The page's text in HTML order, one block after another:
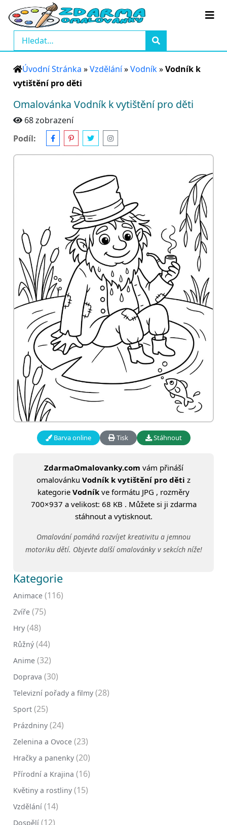
Úvodní Stránka »Vzdělání»Vodník»Vodník k
vytištění pro děti
Omalovánka Vodník k vytištění pro děti
68 zobrazení
Podíl:
Barva online Tisk Stáhnout
ZdarmaOmalovanky.com vám přináší
omalovánku Vodník k vytištění pro děti z
kategorie Vodník ve formátu JPG , rozměry
700×937 a velikost: 68 KB . Můžete si ji zdarma
stáhnout a vytisknout.
Omalování pomáhá rozvíjet kreativitu a jemnou
motoriku dětí. Objevte další omalovánky v sekcích níže!
Kategorie
Animace (116)
Zvíře (75)
Hry (48)
Růžný (44)
Anime (32)
Doprava (30)
Televizní pořady a filmy (28)
Sport (25)
Prázdniny (24)
Zelenina a Ovoce (23)
Hračky a panenky (20)
Přírodní a Krajina (16)
Květiny a rostliny (15)
Vzdělání (14)
Dospělí (12)